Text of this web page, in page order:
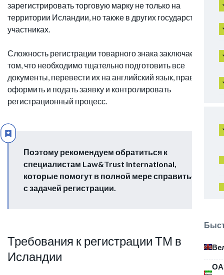
зарегистрировать торговую марку не только на
территории Исландии, но также в других государствах-
участниках.
Сложность регистрации товарного знака заключается в
том, что необходимо тщательно подготовить все
документы, перевести их на английский язык, правильно
оформить и подать заявку и контролировать
регистрационный процесс.
Поэтому рекомендуем обратиться к
специалистам Law&Trust International,
которые помогут в полной мере справиться
с задачей регистрации.
Требования к регистрации ТМ в
Исландии